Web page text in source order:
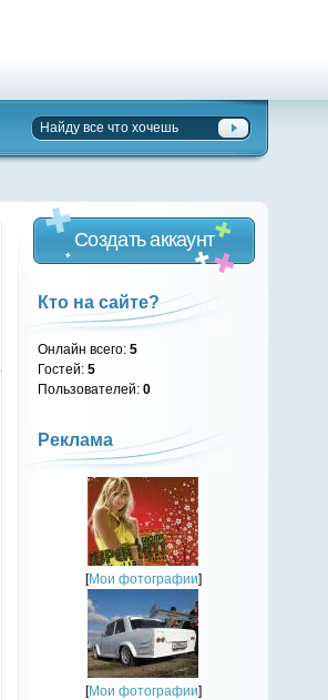
Создать аккаунт
Кто на сайте?
Онлайн всего:5
Гостей:5
Пользователей:0
Реклама
[Мои фотографии]
[Мои фотографии]